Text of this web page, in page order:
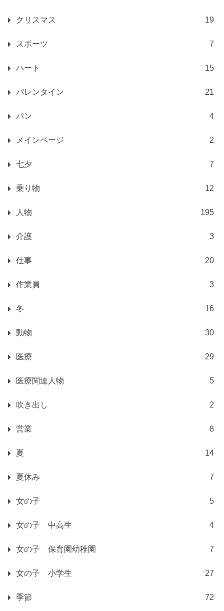
クリスマス 19
スポーツ 7
ハート 15
バレンタイン 21
パン 4
メインページ 2
七夕 7
乗り物 12
人物 195
介護 3
仕事 20
作業員 3
冬 16
動物 30
医療 29
医療関連人物 5
吹き出し 2
営業 8
夏 14
夏休み 7
女の子 5
女の子 中高生 4
女の子 保育園幼稚園 7
女の子 小学生 27
季節 72